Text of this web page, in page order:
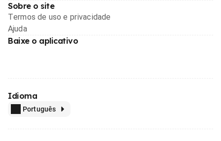
Sobre o site
Termos de uso e privacidade
Ajuda
Baixe o aplicativo
Idioma
Português